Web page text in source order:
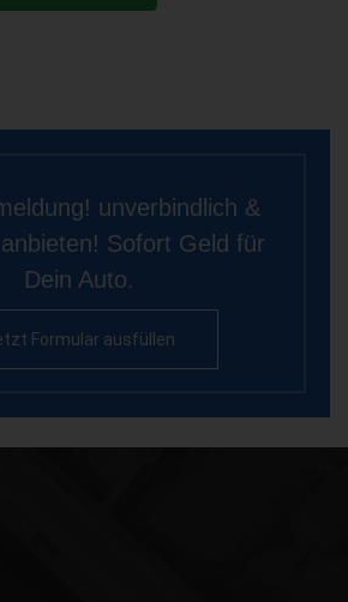
unverbindlich &
Sofort Geld für
Dein Auto.
Formular ausfüllen